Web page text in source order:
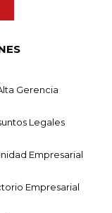
Gerencia
Legales
Empresarial
Empresarial